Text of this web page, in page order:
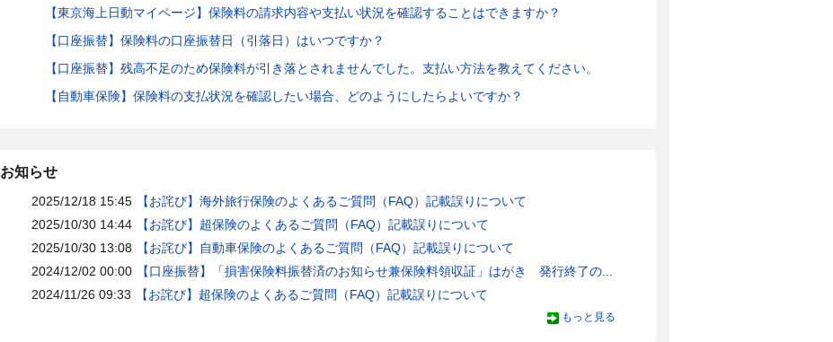
【東京海上日動マイページ】保険料の請求内容や支払い状況を確認することはできますか？
【口座振替】保険料の口座振替日（引落日）はいつですか？
【口座振替】残高不足のため保険料が引き落とされませんでした。支払い方法を教えてください。
【自動車保険】保険料の支払状況を確認したい場合、どのようにしたらよいですか？
お知らせ
2025/12/18 15:45
【お詫び】海外旅行保険のよくあるご質問（FAQ）記載誤りについて
2025/10/30 14:44
【お詫び】超保険のよくあるご質問（FAQ）記載誤りについて
2025/10/30 13:08
【お詫び】自動車保険のよくあるご質問（FAQ）記載誤りについて
2024/12/02 00:00
【口座振替】「損害保険料振替済のお知らせ兼保険料領収証」はがき 発行終了の...
2024/11/26 09:33
【お詫び】超保険のよくあるご質問（FAQ）記載誤りについて
もっと見る